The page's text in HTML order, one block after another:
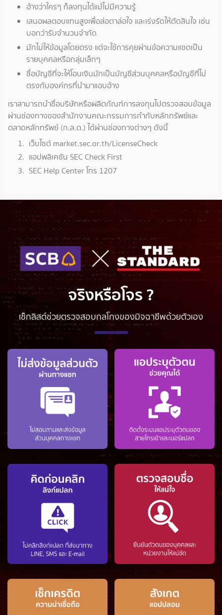
อ้างว่าใครๆ ก็ลงทุนได้แม้ไม่มีความรู้
เสนอผลตอบแทนสูงเพื่อล่อตาล่อใจ และเร่งรัดให้ตัดสินใจ เช่น
บอกว่ารับจำนวนจำกัด
มักไม่ให้ข้อมูลโดยตรง แต่จะใช้การคุยผ่านข้อความแชตเป็น
รายบุคคลหรือกลุ่มเล็กๆ
ชื่อบัญชีที่จะให้โอนเงินมักเป็นบัญชีส่วนบุคคลหรือบัญชีที่ไม่
ตรงกับองค์กรที่นำมาแอบอ้าง
เราสามารถนำชื่อบริษัทหรือผลิตภัณฑ์การลงทุนไปตรวจสอบข้อมูล
ผ่านช่องทางของสำนักงานคณะกรรมการกำกับหลักทรัพย์และ
ตลาดหลักทรัพย์ (ก.ล.ต.) ได้ผ่านช่องทางต่างๆ ดังนี้
เว็บไซต์ market.sec.or.th/LicenseCheck
แอปพลิเคชัน SEC Check First
SEC Help Center โทร 1207
จริงหรือโจร ?
เช็กลิสต์ช่วยตรวจสอบกลโกงของมิจฉาชีพด้วยตัวเอง